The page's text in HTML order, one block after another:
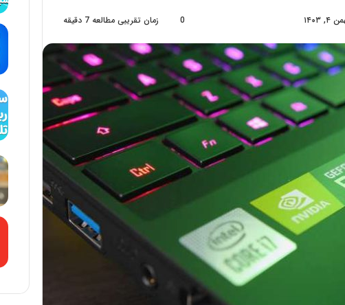
0 زمان تقریبی مطالعه 7 دقیقه